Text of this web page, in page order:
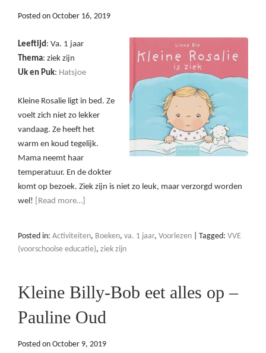
Posted on October 16, 2019
Leeftijd: Va. 1 jaar
Thema: ziek zijn
Uk en Puk: Hatsjoe
Kleine Rosalie ligt in bed. Ze
voelt zich niet zo lekker
vandaag. Ze heeft het
warm en koud tegelijk.
Mama neemt haar
temperatuur. En de dokter
komt op bezoek. Ziek zijn is niet zo leuk, maar verzorgd worden
wel!
[Read more…]
Posted in: Activiteiten, Boeken, va. 1 jaar, Voorlezen Tagged: VVE
(voorschoolse educatie), ziek zijn
Kleine Billy-Bob eet alles op –
Pauline Oud
Posted on October 9, 2019